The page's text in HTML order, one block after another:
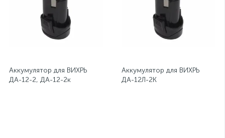
Аккумулятор для ВИХРЬ
ДА-12-2, ДА-12-2к
Аккумулятор для ВИХРЬ
ДА-12Л-2К